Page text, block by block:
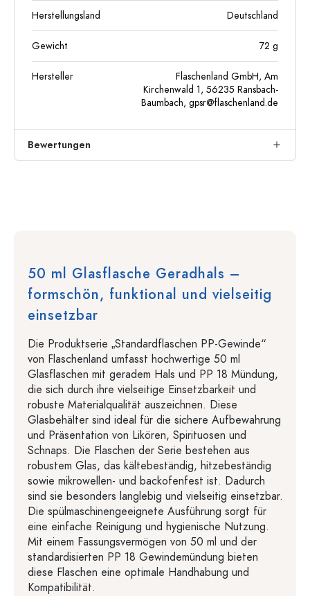
Herstellungsland Deutschland
Gewicht 72 g
Hersteller
Flaschenland GmbH, Am
Kirchenwald 1, 56235 Ransbach-
Baumbach, gpsr@flaschenland.de
Bewertungen
50 ml Glasflasche Geradhals –
formschön, funktional und vielseitig
einsetzbar
Die Produktserie „Standardflaschen PP-Gewinde“
von Flaschenland umfasst hochwertige 50 ml
Glasflaschen mit geradem Hals und PP 18 Mündung,
die sich durch ihre vielseitige Einsetzbarkeit und
robuste Materialqualität auszeichnen. Diese
Glasbehälter sind ideal für die sichere Aufbewahrung
und Präsentation von Likören, Spirituosen und
Schnaps. Die Flaschen der Serie bestehen aus
robustem Glas, das kältebeständig, hitzebeständig
sowie mikrowellen- und backofenfest ist. Dadurch
sind sie besonders langlebig und vielseitig einsetzbar.
Die spülmaschinengeeignete Ausführung sorgt für
eine einfache Reinigung und hygienische Nutzung.
Mit einem Fassungsvermögen von 50 ml und der
standardisierten PP 18 Gewindemündung bieten
diese Flaschen eine optimale Handhabung und
Kompatibilität.